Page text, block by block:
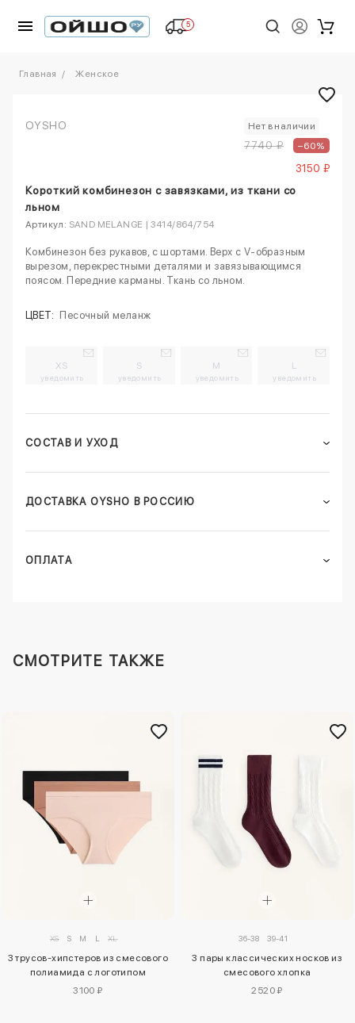
5
Главная Женское
OYSHO Нет в наличии
7740 ₽ –60%
3150 ₽
Короткий комбинезон с завязками, из ткани со
льном
Артикул: SAND MELANGE | 3414/864/754
Комбинезон без рукавов, с шортами. Верх с V-образным
вырезом, перекрестными деталями и завязывающимся
поясом. Передние карманы. Ткань со льном.
ЦВЕТ: Песочный меланж
XS
уведомить
S
уведомить
M
уведомить
L
уведомить
СОСТАВ И УХОД
ДОСТАВКА OYSHO В РОССИЮ
ОПЛАТА
СМОТРИТЕ ТАКЖЕ
XS S M L XL
3 трусов-хипстеров из смесового
полиамида с логотипом
3100 ₽
36-38 39-41
3 пары классических носков из
смесового хлопка
2520 ₽